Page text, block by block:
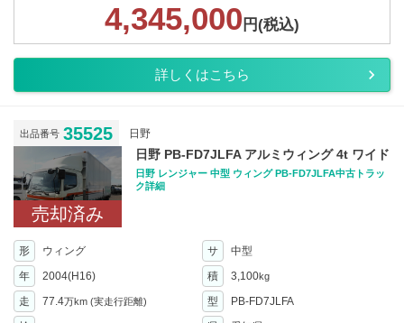
4,345,000 円(税込)
詳しくはこちら
出品番号 35525 日野
売却済み
日野 PB-FD7JLFA アルミウィング 4t ワイド
日野 レンジャー 中型 ウィング PB-FD7JLFA中古トラッ
ク詳細
形 ウィング サ
中型
年
2004(H16) 積 3,100kg
走 77.4万km (実走行距離) 型
PB-FD7JLFA